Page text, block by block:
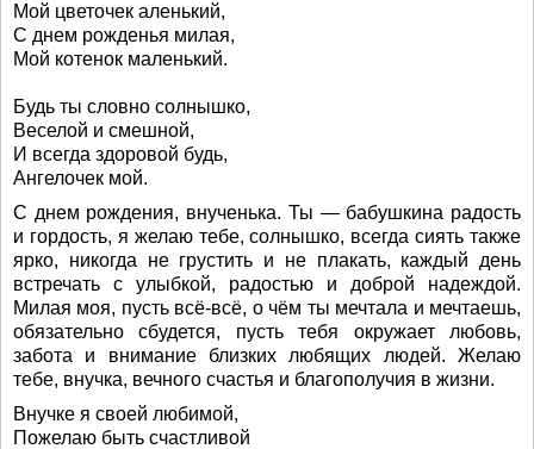
Мой цветочек аленький,
С днем рожденья милая,
Мой котенок маленький.
Будь ты словно солнышко,
Веселой и смешной,
И всегда здоровой будь,
Ангелочек мой.
С днем рождения, внученька. Ты — бабушкина радость
и гордость, я желаю тебе, солнышко, всегда сиять также
ярко, никогда не грустить и не плакать, каждый день
встречать с улыбкой, радостью и доброй надеждой.
Милая моя, пусть всё-всё, о чём ты мечтала и мечтаешь,
обязательно сбудется, пусть тебя окружает любовь,
забота и внимание близких любящих людей. Желаю
тебе, внучка, вечного счастья и благополучия в жизни.
Внучке я своей любимой,
Пожелаю быть счастливой